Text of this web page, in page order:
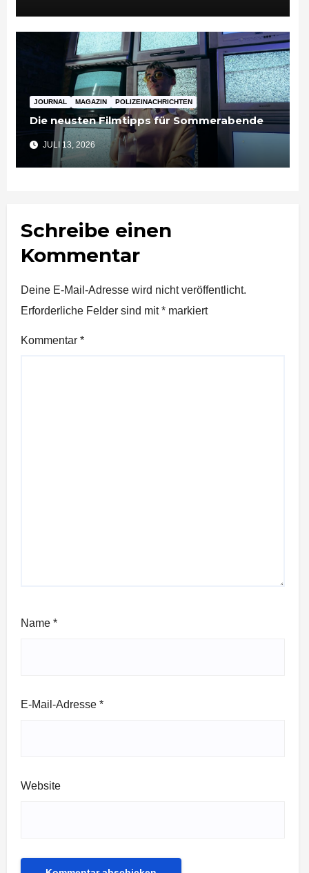
JOURNAL MAGAZIN POLIZEINACHRICHTEN
Die neusten Filmtipps für Sommerabende
JULI 13, 2026
Schreibe einen
Kommentar
Deine E-Mail-Adresse wird nicht veröffentlicht.
Erforderliche Felder sind mit* markiert
Kommentar *
Name *
E-Mail-Adresse *
Website